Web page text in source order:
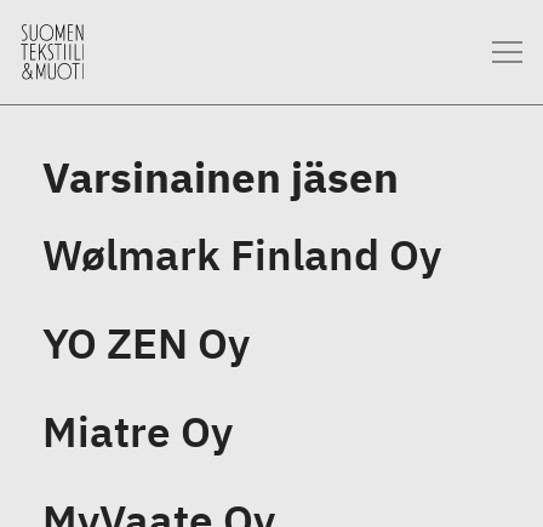
Varsinainen jäsen
Wølmark Finland Oy
YO ZEN Oy
Miatre Oy